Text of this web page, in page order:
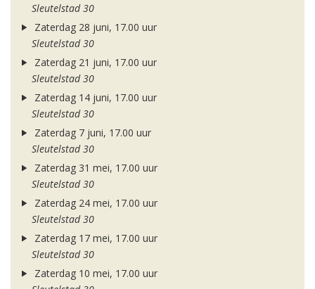
Sleutelstad 30
Zaterdag 28 juni, 17.00 uur
Sleutelstad 30
Zaterdag 21 juni, 17.00 uur
Sleutelstad 30
Zaterdag 14 juni, 17.00 uur
Sleutelstad 30
Zaterdag 7 juni, 17.00 uur
Sleutelstad 30
Zaterdag 31 mei, 17.00 uur
Sleutelstad 30
Zaterdag 24 mei, 17.00 uur
Sleutelstad 30
Zaterdag 17 mei, 17.00 uur
Sleutelstad 30
Zaterdag 10 mei, 17.00 uur